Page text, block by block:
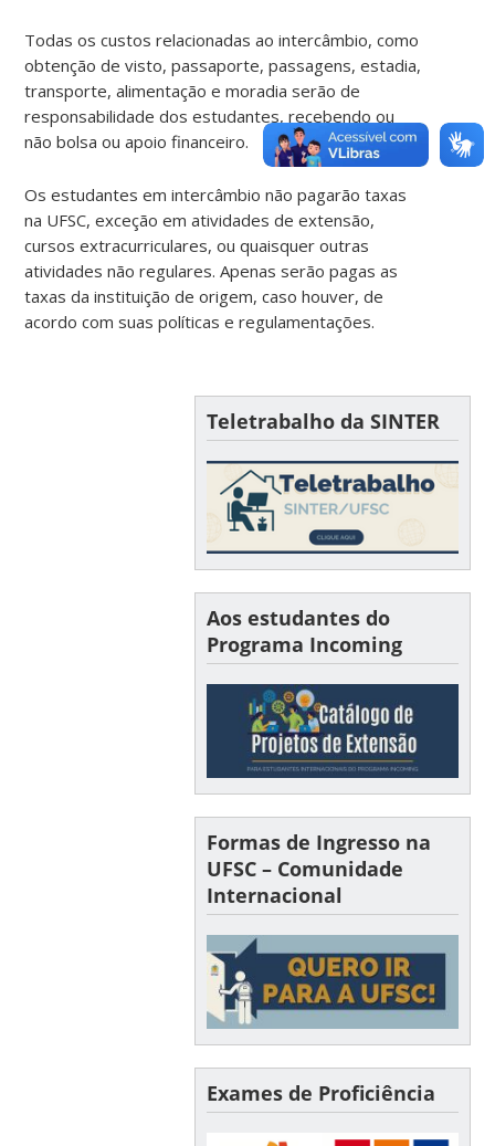
Todas os custos relacionadas ao intercâmbio, como
obtenção de visto, passaporte, passagens, estadia,
transporte, alimentação e moradia serão de
responsabilidade dos estudantes, recebendo ou
não bolsa ou apoio financeiro.
Os estudantes em intercâmbio não pagarão taxas
na UFSC, exceção em atividades de extensão,
cursos extracurriculares, ou quaisquer outras
atividades não regulares. Apenas serão pagas as
taxas da instituição de origem, caso houver, de
acordo com suas políticas e regulamentações.
Teletrabalho da SINTER
Aos estudantes do
Programa Incoming
Formas de Ingresso na
UFSC – Comunidade
Internacional
Exames de Proficiência